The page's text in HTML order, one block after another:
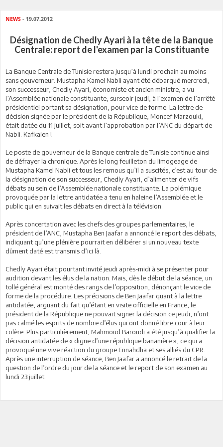
NEWS - 19.07.2012
Désignation de Chedly Ayari à la tête de la Banque
Centrale: report de l'examen par la Constituante
La Banque Centrale de Tunisie restera jusqu’à lundi prochain au moins
sans gouverneur. Mustapha Kamel Nabli ayant été débarqué mercredi,
son successeur, Chedly Ayari, économiste et ancien ministre, a vu
l’Assemblée nationale constituante, surseoir jeudi, à l’examen de l’arrêté
présidentiel portant sa désignation, pour vice de forme. La lettre de
décision signée par le président de la République, Moncef Marzouki,
était datée du 11 juillet, soit avant l’approbation par l’ANC du départ de
Nabli. Kafkaien !
Le poste de gouverneur de la Banque centrale de Tunisie continue ainsi
de défrayer la chronique. Après le long feuilleton du limogeage de
Mustapha Kamel Nabli et tous les remous qu’il a suscités, c’est au tour de
la désignation de son successeur, Chedly Ayari, d’alimenter de vifs
débats au sein de l’Assemblée nationale constituante. La polémique
provoquée par la lettre antidatée a tenu en haleine l’Assemblée et le
public qui en suivait les débats en direct à la télévision.
Après concertation avec les chefs des groupes parlementaires, le
président de l’ANC, Mustapha Ben Jaafar a annoncé le report des débats,
indiquant qu’une plénière pourrait en délibérer si un nouveau texte
dûment daté est transmis d’ici là.
Chedly Ayari était pourtant invité jeudi après-midi à se présenter pour
audition devant les élus de la nation. Mais, dès le début de la séance, un
tollé général est monté des rangs de l’opposition, dénonçant le vice de
forme de la procédure. Les précisions de Ben Jaafar quant à la lettre
antidatée, arguant du fait qu’étant en visite officielle en France, le
président de la République ne pouvait signer la décision ce jeudi, n’ont
pas calmé les esprits de nombre d’élus qui ont donné libre cour à leur
colère. Plus particulièrement, Mahmoud Baroudi a été jusqu’à qualifier la
décision antidatée de « digne d’une république bananière », ce qui a
provoqué une vive réaction du groupe Ennahdha et ses alliés du CPR.
Après une interruption de séance, Ben Jaafar a annoncé le retrait de la
question de l’ordre du jour de la séance et le report de son examen au
lundi 23 juillet.